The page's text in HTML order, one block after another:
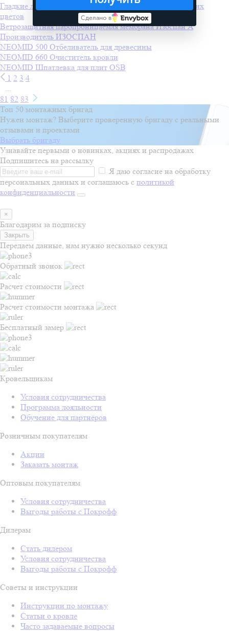
Гладкие листы 0,5 мм
Производитель Покрофф
+1 других
цветов
Ветрозащитная паропроницаемая мембрана Изоспан A
Производитель ИЗОСПАН
NEOMID 500 Отбеливатель для древесины
NEOMID 660 Очиститель кровли
NEOMID Шпатлевка для плит OSB
1 2 3 4
...
81 82 83
Топ 50 монтажных бригад
Нужен монтаж? Выберите проверенную бригаду с реальными
отзывами и проектами
Выбрать бригаду
Узнавайте первыми о новинках, акциях и распродажах
Подпишитесь на рассылку
Я даю согласие на обработку
персональных данных и соглашаюсь с политикой
конфиденциальности
×
Благодарим за подписку
Закрыть
Передаем данные, нам нужно несколько секунд
Обратный звонок
Расчет стоимости
Расчет стоимости монтажа
Бесплатный замер
Кровельщикам
Условия сотрудничества
Программа лояльности
Обучение для партнёров
Розничным покупателям
Акции
Заказать монтаж
Оптовым покупателям
Условия сотрудничества
Выгоды работы с Покрофф
Дилерам
Стать дилером
Условия сотрудничества
Выгоды работы с Покрофф
Советы и инструкции
Инструкции по монтажу
Статьи о кровле
Часто задаваемые вопросы
Сделано в